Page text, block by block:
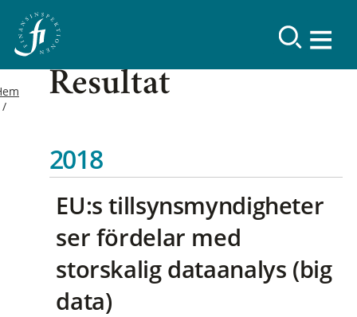
Resultat
2018
EU:s tillsynsmyndigheter
ser fördelar med
storskalig dataanalys (big
data)